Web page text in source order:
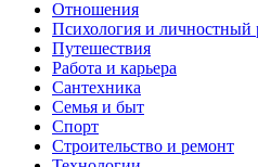
Отношения
Психология и личностный
Путешествия
Работа и карьера
Сантехника
Семья и быт
Спорт
Строительство и ремонт